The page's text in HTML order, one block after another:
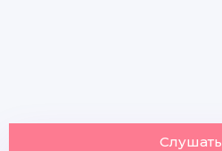
Слушать